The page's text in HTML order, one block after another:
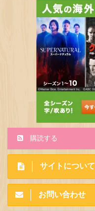
購読する
サイトについて
お問い合わせ